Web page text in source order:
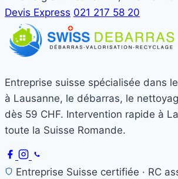
Devis Express 021 217 58 20
Entreprise suisse spécialisée dans
à Lausanne, le débarras, le
dès 59 CHF. Intervention rapide à
toute la Suisse Romande.
Entreprise Suisse certifiée · RC